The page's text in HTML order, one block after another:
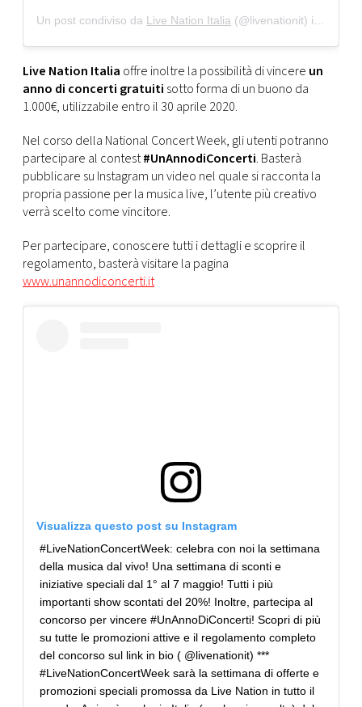
Un post condiviso da Live Nation Italia (@livenationit) in data:
Live Nation Italia offre inoltre la possibilità di vincere un
anno di concerti gratuiti sotto forma di un buono da
1.000€, utilizzabile entro il 30 aprile 2020.
Nel corso della National Concert Week, gli utenti potranno
partecipare al contest#UnAnnodiConcerti. Basterà
pubblicare su Instagram un video nel quale si racconta la
propria passione per la musica live, l’utente più creativo
verrà scelto come vincitore.
Per partecipare, conoscere tutti i dettagli e scoprire il
regolamento, basterà visitare la pagina
www.unannodiconcerti.it
Visualizza questo post su Instagram
#LiveNationConcertWeek: celebra con noi la settimana
della musica dal vivo! Una settimana di sconti e
iniziative speciali dal 1° al 7 maggio! Tutti i più
importanti show scontati del 20%! Inoltre, partecipa al
concorso per vincere #UnAnnoDiConcerti! Scopri di più
su tutte le promozioni attive e il regolamento completo
del concorso sul link in bio ( @livenationit) ***
#LiveNationConcertWeek sarà la settimana di offerte e
promozioni speciali promossa da Live Nation in tutto il